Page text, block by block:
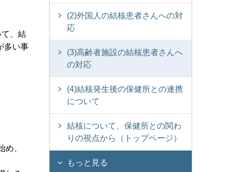
、結
多い事
、
(2)外国人の結核患者さんへの対
応
(3)高齢者施設の結核患者さんへ
の対応
(4)結核発生後の保健所との連携
について
結核について、保健所との関わ
りの視点から（トップページ）
もっと見る